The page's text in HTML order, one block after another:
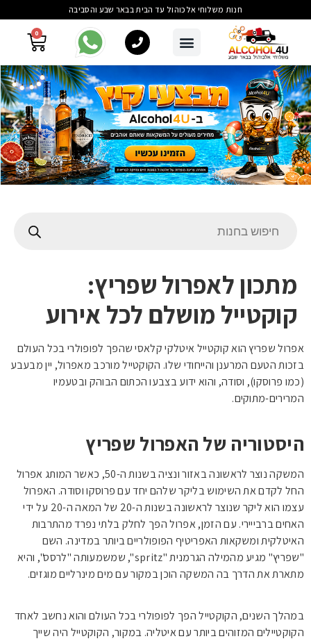
חנות משלוחי אלכוהול עד הבית בבאר שבע והסביבה
0
מתכון לאפרול שפריץ:
קוקטייל מושלם לכל אירוע
אפרול שפריץ הוא קוקטייל איטלקי קלאסי שהפך לפופולרי בכל העולם
בזכות הטעם המרענן והייחודי שלו. הקוקטייל מורכב מאפרול, יין מבעבע
(כמו פרוסקו), וסודה, והוא ידוע בצבעו הכתום הבוהק ובטעמיו
המרירים-מתוקים.
היסטוריה של האפרול שפריץ
המשקה נוצר לראשונה באזור ונציה בשנות ה-50, כאשר המותג אפרול
החל לקדם את השימוש בליקר שלהם יחד עם פרוסקו וסודה. האפרול
עצמו הוא ליקר שנוצר לראשונה בשנות ה-20 של המאה ה-20 על ידי
האחים ברבייירי. עם הזמן, אפרול הפך לחלק בלתי נפרד מהתרבות
האיטלקית ומשקאות האפריטיף הפופולריים ביותר במדינה. השם
"שפריץ" מגיע מהמילה הגרמנית "spritz", שמשמעותה "לרסס", והיא
מתארת את הדרך בה המשקה הוכן במקור עם מים מינרליים מוגזים.
במהלך השנים, הקוקטייל הפך לפופולרי בכל העולם והוא נחשב לאחד
הקוקטיילים המזוהים ביותר עם איטליה. במקור, הקוקטייל היה שייך